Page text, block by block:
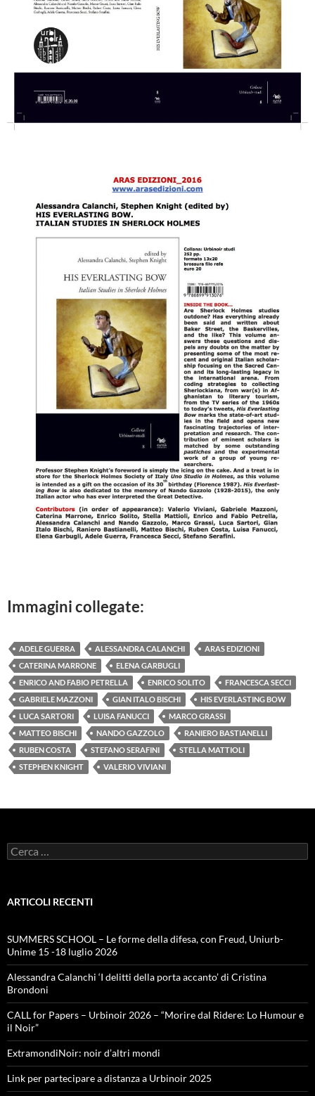
Immagini collegate:
ADELE GUERRA ALESSANDRA CALANCHI
ARAS EDIZIONI
CATERINA MARRONE
ELENA GARBUGLI
ENRICO AND FABIO PETRELLA
ENRICO SOLITO
FRANCESCA SECCI
GABRIELE MAZZONI
GIAN ITALO BISCHI
HIS EVERLASTING BOW
LUCA SARTORI
LUISA FANUCCI
MARCO GRASSI
MATTEO BISCHI
NANDO GAZZOLO
RANIERO BASTIANELLI
RUBEN COSTA
STEFANO SERAFINI
STELLA MATTIOLI
STEPHEN KNIGHT
VALERIO VIVIANI
Ricerca
per:
ARTICOLI RECENTI
SUMMERS SCHOOL – Le forme della difesa, con Freud, Uniurb-
Unime 15 -18 luglio 2026
Alessandra Calanchi ‘I delitti della porta accanto’ di Cristina
Brondoni
CALL for Papers – Urbinoir 2026 – “Morire dal Ridere: Lo Humour e
il Noir”
ExtramondiNoir: noir d’altri mondi
Link per partecipare a distanza a Urbinoir 2025